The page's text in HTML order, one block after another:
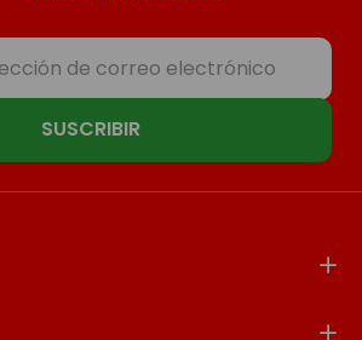
SUSCRIBIR